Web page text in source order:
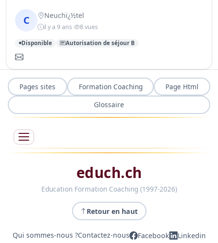
C Neuchï¿½tel
il y a 9 ans 8 vues
Disponible Autorisation de séjour B
Pages sites Formation Coaching
Page Html
Glossaire
educh.ch
Education Formation Coaching (1997-2026)
Retour en haut
Qui sommes-nous ?Contactez-nous Facebook Linkedin